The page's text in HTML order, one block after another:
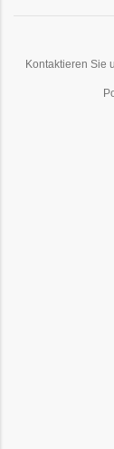
Kontaktieren Sie